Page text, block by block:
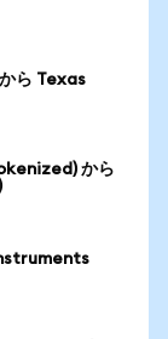
ら Texas
から